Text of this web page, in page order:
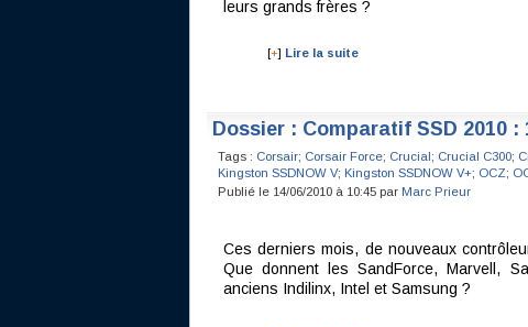
leurs grands frères ?
[+] Lire la suite
Dossier : Comparatif SSD 2010
Tags : Corsair; Corsair Force; Crucial; Crucial C300;
Kingston SSDNOW V; Kingston SSDNOW V+; OCZ;
Publié le 14/06/2010 à 10:45 par Marc Prieur
Ces derniers mois, de nouveaux
Que donnent les SandForce, Marvell,
anciens Indilinx, Intel et Samsung ?